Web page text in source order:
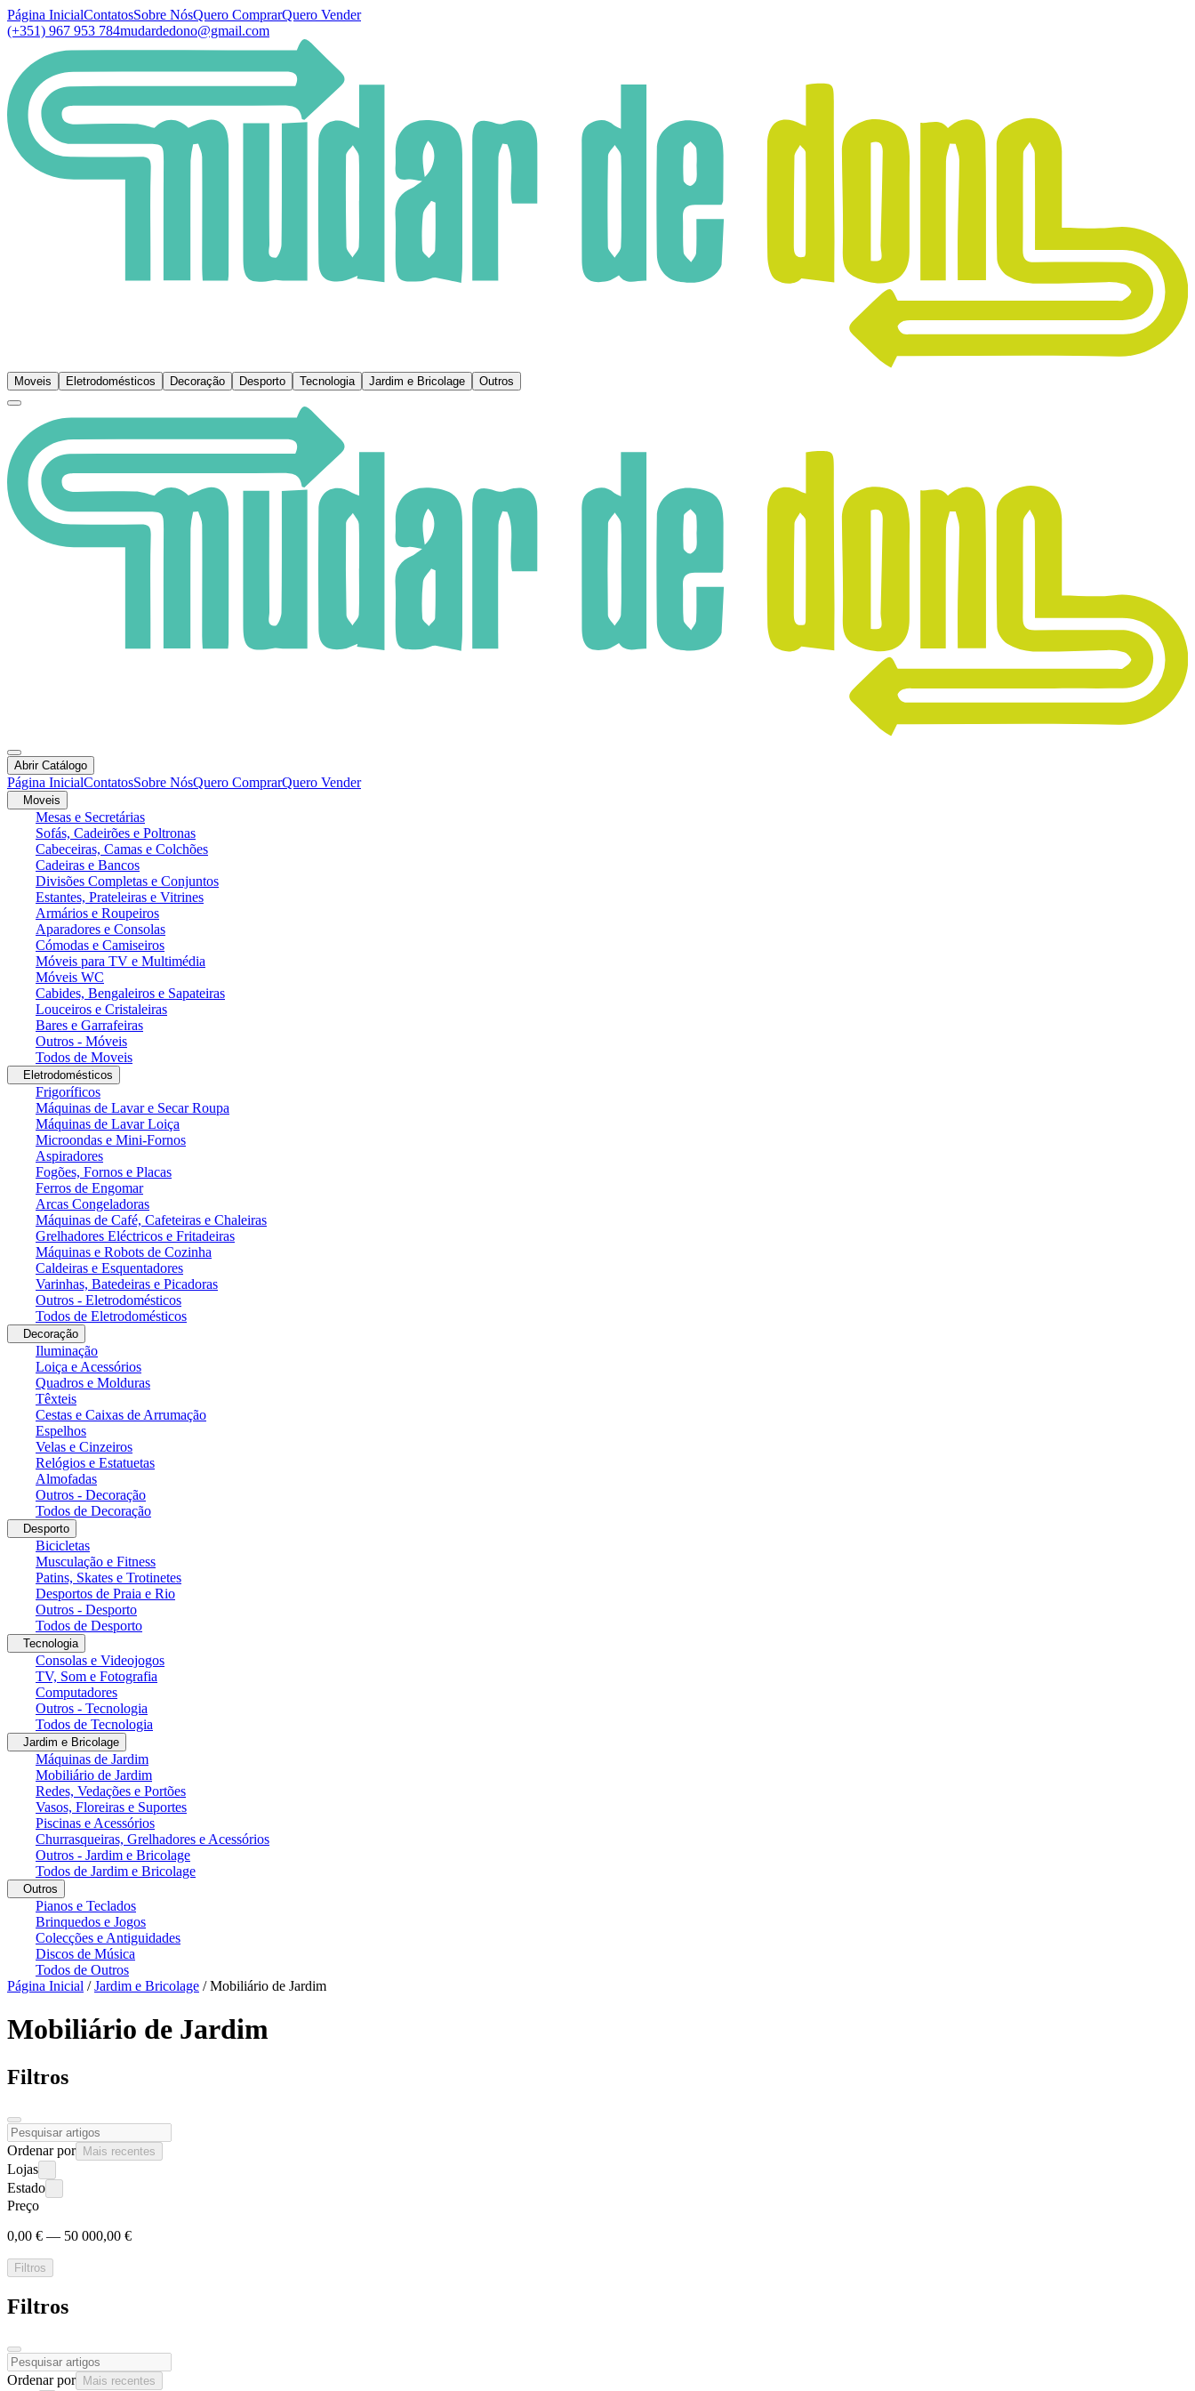
Página InicialContatosSobre NósQuero ComprarQuero Vender
(+351) 967 953 784mudardedono@gmail.com
Moveis Eletrodomésticos Decoração Desporto Tecnologia Jardim e Bricolage Outros
Abrir Catálogo
Página InicialContatosSobre NósQuero ComprarQuero Vender
Moveis
Mesas e Secretárias
Sofás, Cadeirões e Poltronas
Cabeceiras, Camas e Colchões
Cadeiras e Bancos
Divisões Completas e Conjuntos
Estantes, Prateleiras e Vitrines
Armários e Roupeiros
Aparadores e Consolas
Cómodas e Camiseiros
Móveis para TV e Multimédia
Móveis WC
Cabides, Bengaleiros e Sapateiras
Louceiros e Cristaleiras
Bares e Garrafeiras
Outros - Móveis
Todos de Moveis
Eletrodomésticos
Frigoríficos
Máquinas de Lavar e Secar Roupa
Máquinas de Lavar Loiça
Microondas e Mini-Fornos
Aspiradores
Fogões, Fornos e Placas
Ferros de Engomar
Arcas Congeladoras
Máquinas de Café, Cafeteiras e Chaleiras
Grelhadores Eléctricos e Fritadeiras
Máquinas e Robots de Cozinha
Caldeiras e Esquentadores
Varinhas, Batedeiras e Picadoras
Outros - Eletrodomésticos
Todos de Eletrodomésticos
Decoração
Iluminação
Loiça e Acessórios
Quadros e Molduras
Têxteis
Cestas e Caixas de Arrumação
Espelhos
Velas e Cinzeiros
Relógios e Estatuetas
Almofadas
Outros - Decoração
Todos de Decoração
Desporto
Bicicletas
Musculação e Fitness
Patins, Skates e Trotinetes
Desportos de Praia e Rio
Outros - Desporto
Todos de Desporto
Tecnologia
Consolas e Videojogos
TV, Som e Fotografia
Computadores
Outros - Tecnologia
Todos de Tecnologia
Jardim e Bricolage
Máquinas de Jardim
Mobiliário de Jardim
Redes, Vedações e Portões
Vasos, Floreiras e Suportes
Piscinas e Acessórios
Churrasqueiras, Grelhadores e Acessórios
Outros - Jardim e Bricolage
Todos de Jardim e Bricolage
Outros
Pianos e Teclados
Brinquedos e Jogos
Colecções e Antiguidades
Discos de Música
Todos de Outros
Página Inicial /Jardim e Bricolage /Mobiliário de Jardim
Mobiliário de Jardim
Filtros
Ordenar por Mais recentes
Lojas
Estado
Preço
0,00 € — 50 000,00 €
Filtros
Filtros
Ordenar por Mais recentes